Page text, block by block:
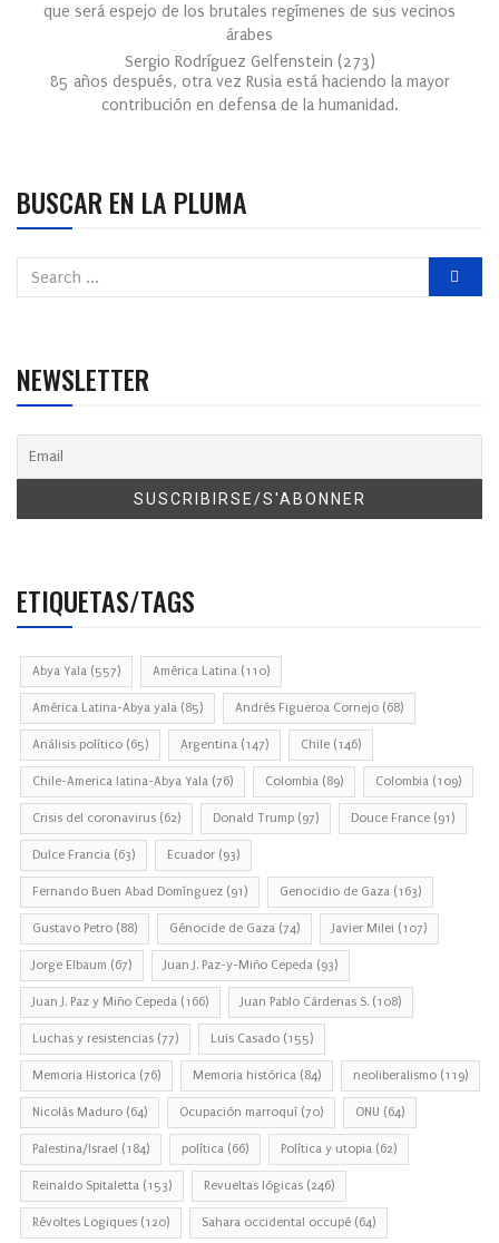
que será espejo de los brutales regímenes de sus vecinos
árabes
Sergio Rodríguez Gelfenstein (273)
85 años después, otra vez Rusia está haciendo la mayor
contribución en defensa de la humanidad.
BUSCAR EN LA PLUMA
NEWSLETTER
ETIQUETAS/TAGS
Abya Yala (557) América Latina (110)
América Latina-Abya yala (85) Andrés Figueroa Cornejo (68)
Análisis político (65) Argentina (147) Chile (146)
Chile-America latina-Abya Yala (76) Colombia (89) Colombia (109)
Crisis del coronavirus (62) Donald Trump (97) Douce France (91)
Dulce Francia (63) Ecuador (93)
Fernando Buen Abad Domínguez (91) Genocidio de Gaza (163)
Gustavo Petro (88) Génocide de Gaza (74) Javier Milei (107)
Jorge Elbaum (67) Juan J. Paz-y-Miño Cepeda (93)
Juan J. Paz y Miño Cepeda (166) Juan Pablo Cárdenas S. (108)
Luchas y resistencias (77) Luis Casado (155)
Memoria Historica (76) Memoria histórica (84) neoliberalismo (119)
Nicolás Maduro (64) Ocupación marroquí (70) ONU (64)
Palestina/Israel (184) política (66) Política y utopia (62)
Reinaldo Spitaletta (153) Revueltas lógicas (246)
Révoltes Logiques (120) Sahara occidental occupé (64)